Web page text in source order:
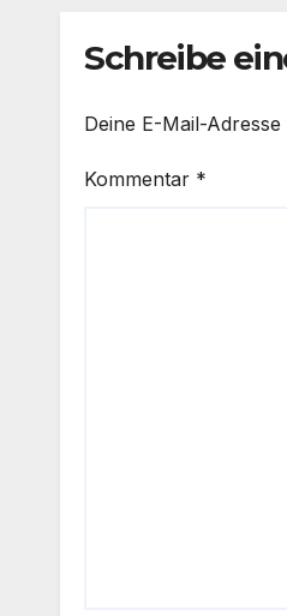
Schreibe
Deine E-Mail-
Kommentar *